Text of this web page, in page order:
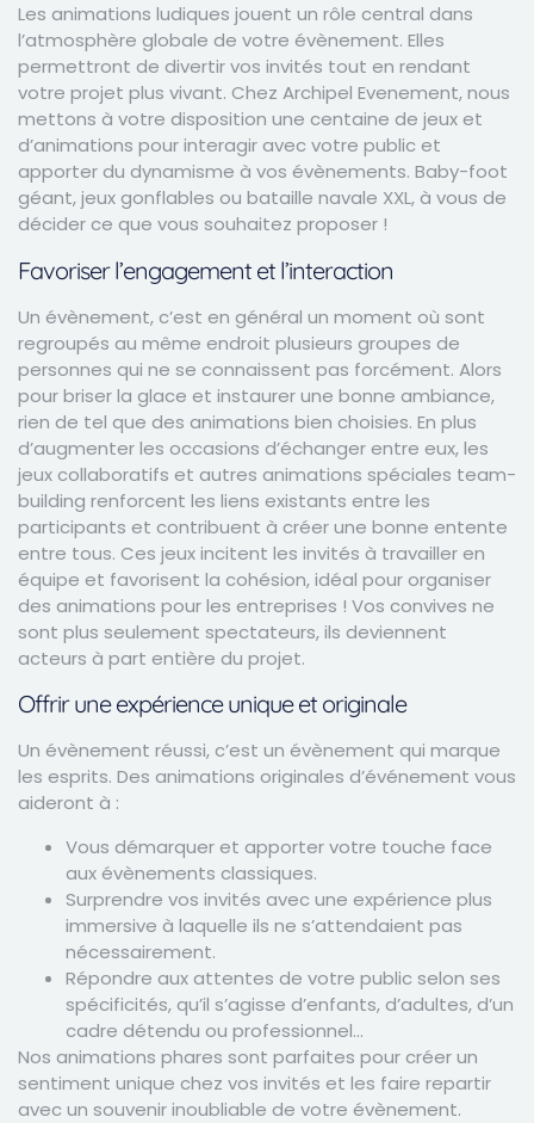
Les animations ludiques jouent un rôle central dans
l’atmosphère globale de votre évènement. Elles
permettront de divertir vos invités tout en rendant
votre projet plus vivant. Chez Archipel Evenement, nous
mettons à votre disposition une centaine de jeux et
d’animations pour interagir avec votre public et
apporter du dynamisme à vos évènements. Baby-foot
géant,jeux gonflables ou bataille navale XXL, à vous de
décider ce que vous souhaitez proposer !
Favoriser l’engagement et l’interaction
Un évènement, c’est en général un moment où sont
regroupés au même endroit plusieurs groupes de
personnes qui ne se connaissent pas forcément. Alors
pour briser la glace et instaurer une bonne ambiance,
rien de tel que des animations bien choisies. En plus
d’augmenter les occasions d’échanger entre eux, les
jeux collaboratifs et autres animations spéciales team-
building renforcent les liens existants entre les
participants et contribuent à créer une bonne entente
entre tous. Ces jeux incitent les invités à travailler en
équipe et favorisent la cohésion, idéal pour organiser
des animations pour les entreprises ! Vos convives ne
sont plus seulement spectateurs, ils deviennent
acteurs à part entière du projet.
Offrir une expérience unique et originale
Un évènement réussi, c’est un évènement qui marque
les esprits. Des animations originales d’événement vous
aideront à :
Vous démarquer et apporter votre touche face
aux évènements classiques.
Surprendre vos invités avec une expérience plus
immersive à laquelle ils ne s’attendaient pas
nécessairement.
Répondre aux attentes de votre public selon ses
spécificités, qu’il s’agisse d’enfants, d’adultes, d’un
cadre détendu ou professionnel…
Nos animations phares sont parfaites pour créer un
sentiment unique chez vos invités et les faire repartir
avec un souvenir inoubliable de votre évènement.